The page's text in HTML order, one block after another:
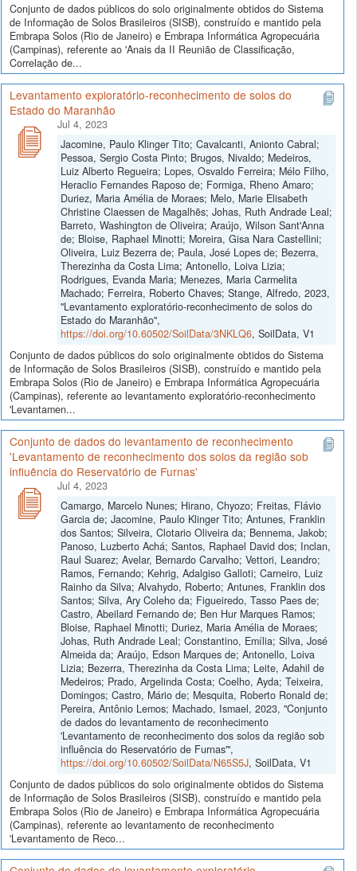
Conjunto de dados públicos do solo originalmente obtidos do Sistema
de Informação de Solos Brasileiros (SISB), construído e mantido pela
Embrapa Solos (Rio de Janeiro) e Embrapa Informática Agropecuária
(Campinas), referente ao 'Anais da II Reunião de Classificação,
Correlação de...
Levantamento exploratório-reconhecimento de solos do
Estado do Maranhão
Jul 4, 2023
Jacomine, Paulo Klinger Tito; Cavalcanti, Anionto Cabral;
Pessoa, Sergio Costa Pinto; Brugos, Nivaldo; Medeiros,
Luiz Alberto Regueira; Lopes, Osvaldo Ferreira; Mélo Filho,
Heraclio Fernandes Raposo de; Formiga, Rheno Amaro;
Duriez, Maria Amélia de Moraes; Melo, Marie Elisabeth
Christine Claessen de Magalhẽs; Johas, Ruth Andrade Leal;
Barreto, Washington de Oliveira; Araújo, Wilson Sant'Anna
de; Bloise, Raphael Minotti; Moreira, Gisa Nara Castellini;
Oliveira, Luiz Bezerra de; Paula, José Lopes de; Bezerra,
Therezinha da Costa Lima; Antonello, Loiva Lizia;
Rodrigues, Evanda Maria; Menezes, Maria Carmelita
Machado; Ferreira, Roberto Chaves; Stange, Alfredo, 2023,
"Levantamento exploratório-reconhecimento de solos do
Estado do Maranhão",
https://doi.org/10.60502/SoilData/3NKLQ6, SoilData, V1
Conjunto de dados públicos do solo originalmente obtidos do Sistema
de Informação de Solos Brasileiros (SISB), construído e mantido pela
Embrapa Solos (Rio de Janeiro) e Embrapa Informática Agropecuária
(Campinas), referente ao levantamento exploratório-reconhecimento
'Levantamen...
Conjunto de dados do levantamento de reconhecimento
'Levantamento de reconhecimento dos solos da região sob
influência do Reservatório de Furnas'
Jul 4, 2023
Camargo, Marcelo Nunes; Hirano, Chyozo; Freitas, Flávio
Garcia de; Jacomine, Paulo Klinger Tito; Antunes, Franklin
dos Santos; Silveira, Clotario Oliveira da; Bennema, Jakob;
Panoso, Luzberto Achá; Santos, Raphael David dos; Inclan,
Raul Suarez; Avelar, Bernardo Carvalho; Vettori, Leandro;
Ramos, Fernando; Kehrig, Adalgiso Galloti; Carneiro, Luiz
Rainho da Silva; Alvahydo, Roberto; Antunes, Franklin dos
Santos; Silva, Ary Coleho da; Figueiredo, Tasso Paes de;
Castro, Abeilard Fernando de; Ben Hur Marques Ramos;
Bloise, Raphael Minotti; Duriez, Maria Amélia de Moraes;
Johas, Ruth Andrade Leal; Constantino, Emília; Silva, José
Almeida da; Araújo, Edson Marques de; Antonello, Loiva
Lizia; Bezerra, Therezinha da Costa Lima; Leite, Adahil de
Medeiros; Prado, Argelinda Costa; Coelho, Ayda; Teixeira,
Domingos; Castro, Mário de; Mesquita, Roberto Ronald de;
Pereira, Antônio Lemos; Machado, Ismael, 2023, "Conjunto
de dados do levantamento de reconhecimento
'Levantamento de reconhecimento dos solos da região sob
influência do Reservatório de Furnas'",
https://doi.org/10.60502/SoilData/N65S5J, SoilData, V1
Conjunto de dados públicos do solo originalmente obtidos do Sistema
de Informação de Solos Brasileiros (SISB), construído e mantido pela
Embrapa Solos (Rio de Janeiro) e Embrapa Informática Agropecuária
(Campinas), referente ao levantamento de reconhecimento
'Levantamento de Reco...